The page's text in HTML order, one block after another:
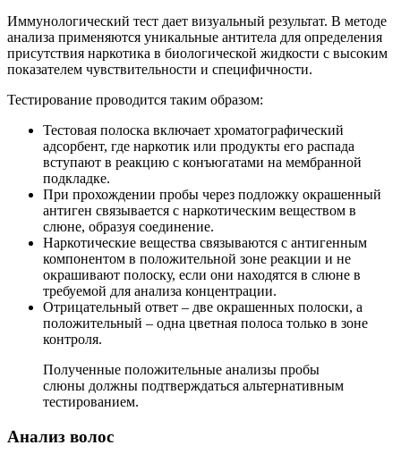
Иммунологический тест дает визуальный результат. В методе
анализа применяются уникальные антитела для определения
присутствия наркотика в биологической жидкости с высоким
показателем чувствительности и специфичности.
Тестирование проводится таким образом:
Тестовая полоска включает хроматографический
адсорбент, где наркотик или продукты его распада
вступают в реакцию с конъюгатами на мембранной
подкладке.
При прохождении пробы через подложку окрашенный
антиген связывается с наркотическим веществом в
слюне, образуя соединение.
Наркотические вещества связываются с антигенным
компонентом в положительной зоне реакции и не
окрашивают полоску, если они находятся в слюне в
требуемой для анализа концентрации.
Отрицательный ответ – две окрашенных полоски, а
положительный – одна цветная полоса только в зоне
контроля.
Полученные положительные анализы пробы
слюны должны подтверждаться альтернативным
тестированием.
Анализ волос